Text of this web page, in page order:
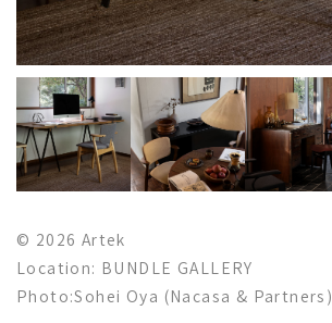
© 2026 Artek
Location: BUNDLE GALLERY
Photo:Sohei Oya (Nacasa & Partners)